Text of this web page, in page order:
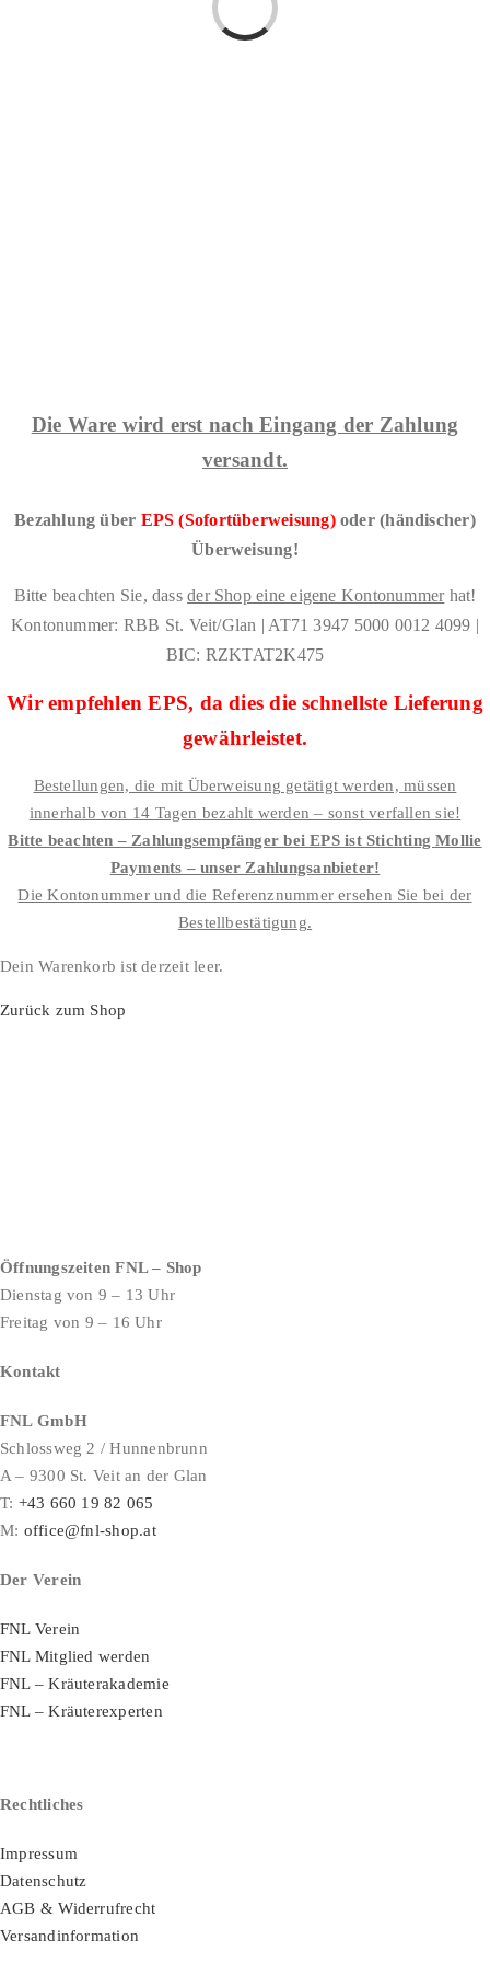
Die Ware wird erst nach Eingang der Zahlung
versandt.
Bezahlung über EPS (Sofortüberweisung)oder (händischer)
Überweisung!
Bitte beachten Sie, dassder Shop eine eigene Kontonummerhat!
Kontonummer: RBB St. Veit/Glan | AT71 3947 5000 0012 4099 |
BIC: RZKTAT2K475
Wir empfehlen EPS, da dies die schnellste Lieferung
gewährleistet.
Bestellungen, die mit Überweisung getätigt werden, müssen
innerhalb von 14 Tagen bezahlt werden – sonst verfallen sie!
Bitte beachten – Zahlungsempfänger bei EPS ist Stichting Mollie
Payments – unser Zahlungsanbieter!
Die Kontonummer und die Referenznummer ersehen Sie bei der
Bestellbestätigung.
Dein Warenkorb ist derzeit leer.
Zurück zum Shop
Öffnungszeiten FNL – Shop
Dienstag von 9 – 13 Uhr
Freitag von 9 – 16 Uhr
Kontakt
FNL GmbH
Schlossweg 2 / Hunnenbrunn
A – 9300 St. Veit an der Glan
T: +43 660 19 82 065
M: office@fnl-shop.at
Der Verein
FNL Verein
FNL Mitglied werden
FNL – Kräuterakademie
FNL – Kräuterexperten
Rechtliches
Impressum
Datenschutz
AGB & Widerrufrecht
Versandinformation